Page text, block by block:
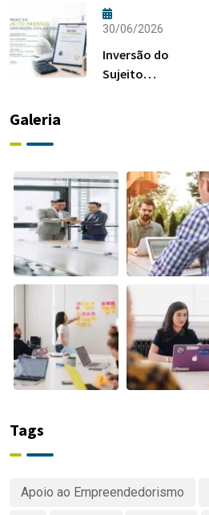
Quem Pode
Pedir?
30/06/2026
Inversão do
Sujeito
Galeria
Tags
Apoio ao Empreendedorismo